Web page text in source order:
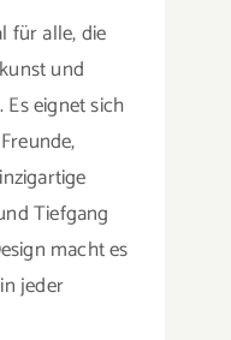
für alle, die
und
eignet sich
Tiefgang
macht es
jeder